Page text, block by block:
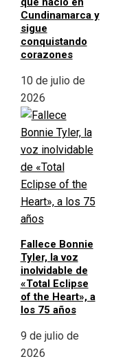
Cundinamarca y
sigue
conquistando
corazones
10 de julio de
2026
Fallece Bonnie
Tyler, la voz
inolvidable de
«Total Eclipse
of the Heart», a
los 75 años
9 de julio de
2026